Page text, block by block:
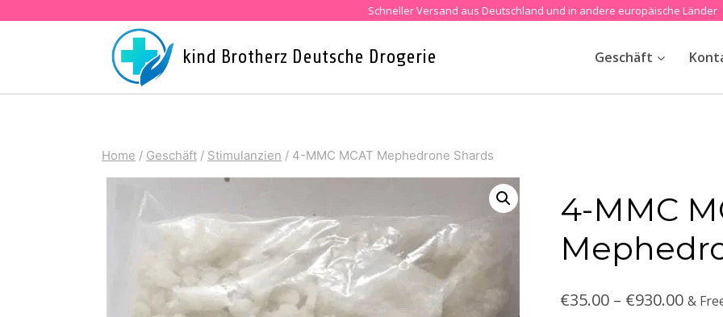
Schneller Versand aus Deutschland und in andere europäische Länder
kind Brotherz Deutsche Drogerie Geschäft
Home / Geschäft / Stimulanzien / 4-MMC MCAT Mephedrone Shards
4-MMC
€35.00 – €930.00Price
&